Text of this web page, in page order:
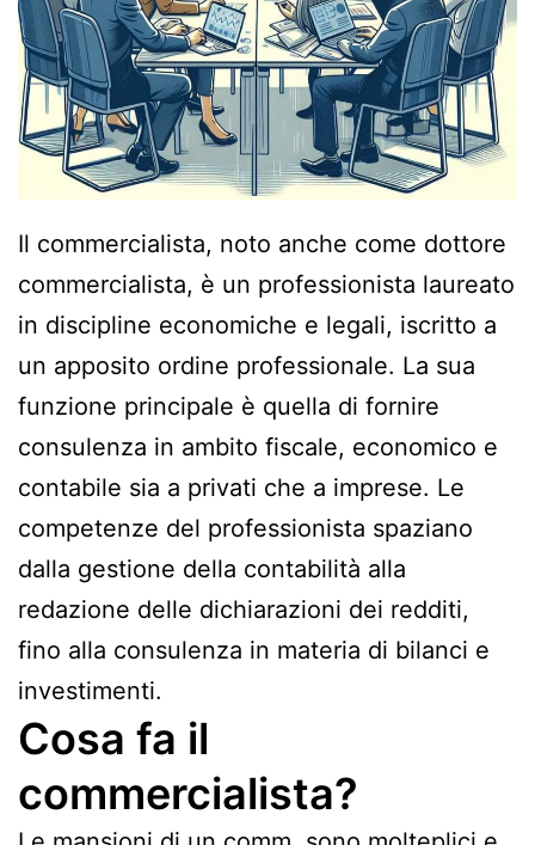
Il commercialista, noto anche come dottore
commercialista, è un professionista laureato
in discipline economiche e legali, iscritto a
un apposito ordine professionale. La sua
funzione principale è quella di fornire
consulenza in ambito fiscale, economico e
contabile sia a privati che a imprese. Le
competenze del professionista spaziano
dalla gestione della contabilità alla
redazione delle dichiarazioni dei redditi,
fino alla consulenza in materia di bilanci e
investimenti.
Cosa fa il
commercialista?